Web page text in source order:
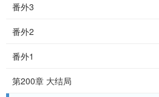
番外3
番外2
番外1
第200章 大结局